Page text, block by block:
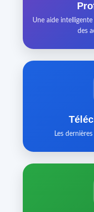
Une aide
des
Les